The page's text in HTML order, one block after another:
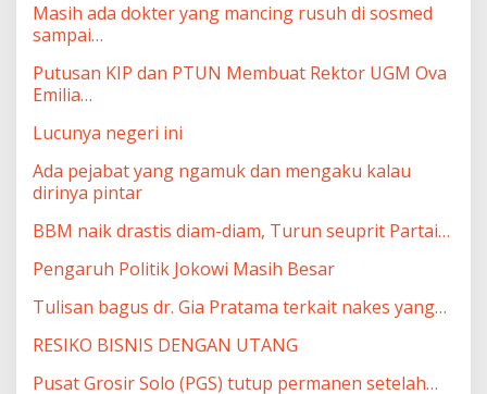
Masih ada dokter yang mancing rusuh di sosmed
sampai…
Putusan KIP dan PTUN Membuat Rektor UGM Ova
Emilia…
Lucunya negeri ini
Ada pejabat yang ngamuk dan mengaku kalau
dirinya pintar
BBM naik drastis diam-diam, Turun seuprit Partai…
Pengaruh Politik Jokowi Masih Besar
Tulisan bagus dr. Gia Pratama terkait nakes yang…
RESIKO BISNIS DENGAN UTANG
Pusat Grosir Solo (PGS) tutup permanen setelah…